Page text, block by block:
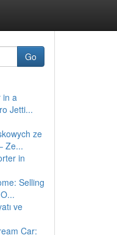
Go
in a
Jetti...
ze
Ze...
in
Selling
ve
Car: